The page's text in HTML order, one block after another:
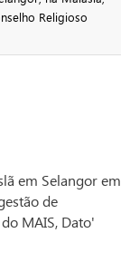
Religioso
em Selangor em
de
MAIS, Dato'